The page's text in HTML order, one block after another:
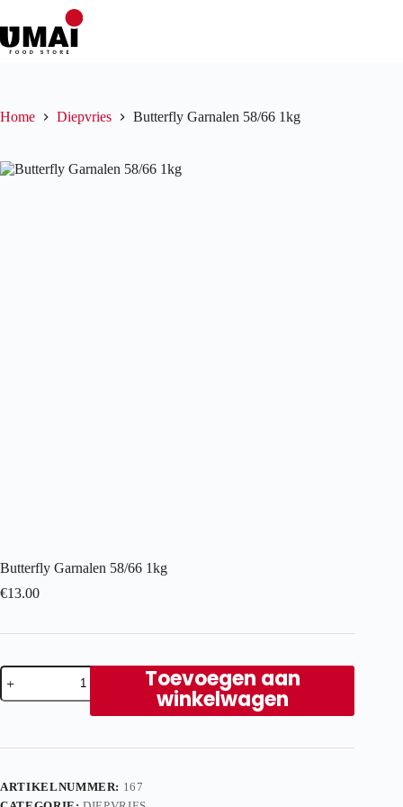
naar
de
inhoud
Home Diepvries Butterfly Garnalen 58/66 1kg
Butterfly Garnalen 58/66 1kg
€13.00
Butterfly
Garnalen
58/66
Toevoegen aan
winkelwagen
ARTIKELNUMMER: 167